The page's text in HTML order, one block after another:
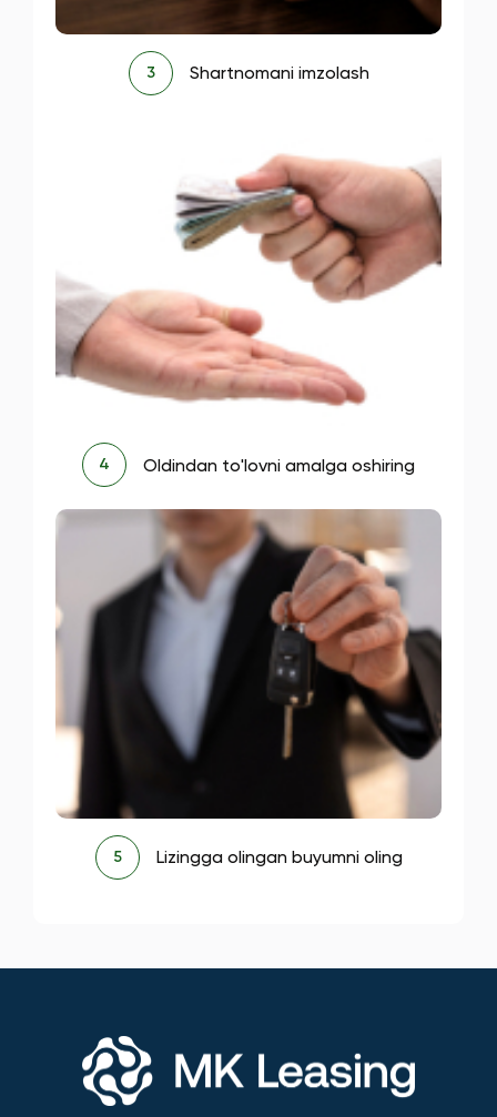
3 Shartnomani imzolash
4 Oldindan to'lovni amalga oshiring
5 Lizingga olingan buyumni oling